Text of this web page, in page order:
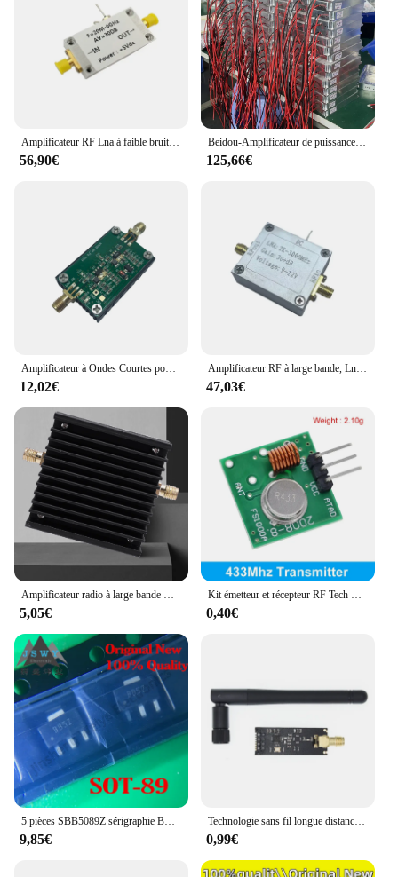
Amplificateur RF Lna à faible bruit, 20MHz à 6GHz, coque CNC, amplificateur à haute linéaire, circuits intégrés pour les communications
56,90€
Beidou-Amplificateur de puissance de nuit de brouillage de importateur WFl, GPS, RF, 10W, 50W, module 433Mhz, 900Mhz, 1,2 mesurz, 1,5 mesurz, 2.4 mesurz, 5,2 mesurz, 5,8 mesurz, 868 Z successifs
125,66€
Amplificateur à Ondes Courtes pour la Diffusion Radio, Circuits spatirés Plaqués, 3W, Hf, Fm, Vhf, Uhf, Large Bande, RF
12,02€
Amplificateur RF à large bande, Lna à faible bruit, amplifiant le gain de 32dB à partir de 2k-3000mhz, circuits intégrés, adapté à la photographie directe
47,03€
5,05€ 0,40€
9,85€
Technologie sans fil longue distance avec antenne, NRF24L01 + PA + LNA, 2.4G, 1100 mètres
0,99€